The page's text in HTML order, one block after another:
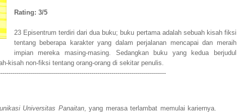
Rating: 3/5
23 Episentrum terdiri dari dua buku; buku pertama adalah sebuah kisah fiksi
tentang beberapa karakter yang dalam perjalanan mencapai dan meraih
impian mereka masing-masing. Sedangkan buku yang kedua berjudul
kisah non-fiksi tentang orang-orang di sekitar penulis.
Universitas Panaitan, yang merasa terlambat memulai kariernya.